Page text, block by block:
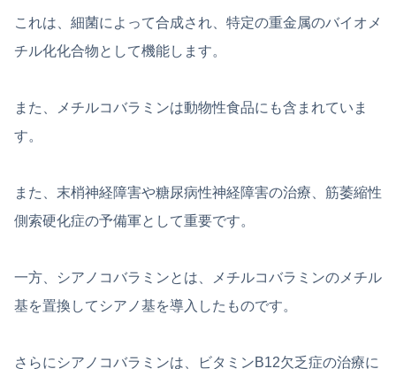
これは、細菌によって合成され、特定の重金属のバイオメ
チル化化合物として機能します。
また、メチルコバラミンは動物性食品にも含まれていま
す。
また、末梢神経障害や糖尿病性神経障害の治療、筋萎縮性
側索硬化症の予備軍として重要です。
一方、シアノコバラミンとは、メチルコバラミンのメチル
基を置換してシアノ基を導入したものです。
さらにシアノコバラミンは、ビタミンB12欠乏症の治療に